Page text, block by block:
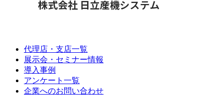
代理店・支店一覧
展示会・セミナー情報
導入事例
アンケート一覧
企業へのお問い合わせ